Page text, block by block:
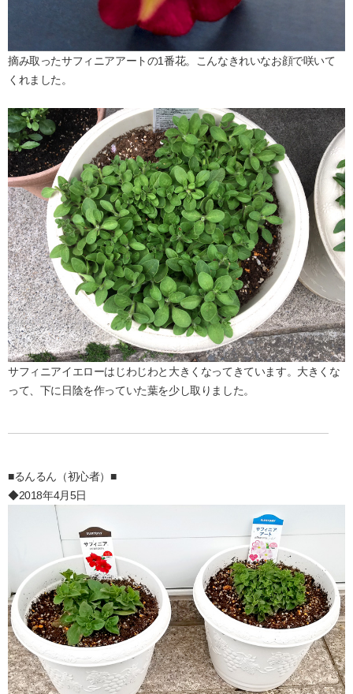
摘み取ったサフィニアアートの1番花。こんなきれいなお顔で咲いて
くれました。
サフィニアイエローはじわじわと大きくなってきています。大きくな
って、下に日陰を作っていた葉を少し取りました。
■るんるん（初心者）■
◆2018年4月5日